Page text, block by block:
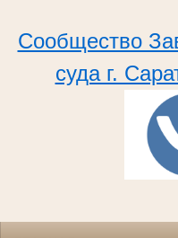
Сообщество
суда г.